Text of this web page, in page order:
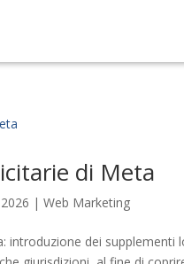
di Meta
|Web Marketing
introduzione dei